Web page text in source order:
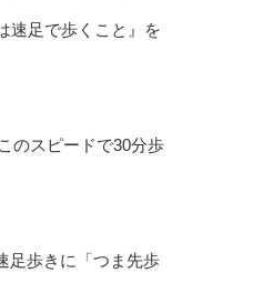
速足で歩くこと』を
のスピードで30分歩
足歩きに「つま先歩